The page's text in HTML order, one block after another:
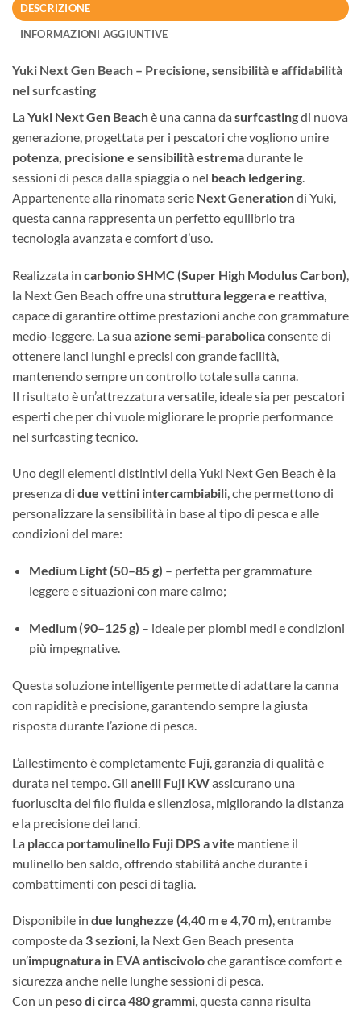
DESCRIZIONE
INFORMAZIONI AGGIUNTIVE
Yuki Next Gen Beach – Precisione, sensibilità e affidabilità
nel surfcasting
La Yuki Next Gen Beachè una canna da surfcastingdi nuova
generazione, progettata per i pescatori che vogliono unire
potenza, precisione e sensibilità estremadurante le
sessioni di pesca dalla spiaggia o nel beach ledgering.
Appartenente alla rinomata serie Next Generationdi Yuki,
questa canna rappresenta un perfetto equilibrio tra
tecnologia avanzata e comfort d’uso.
Realizzata in carbonio SHMC (Super High Modulus Carbon)
la Next Gen Beach offre una struttura leggera e reattiva
capace di garantire ottime prestazioni anche con grammature
medio-leggere. La sua azione semi-parabolicaconsente di
ottenere lanci lunghi e precisi con grande facilità,
mantenendo sempre un controllo totale sulla canna.
Il risultato è un’attrezzatura versatile, ideale sia per pescatori
esperti che per chi vuole migliorare le proprie performance
nel surfcasting tecnico.
Uno degli elementi distintivi della Yuki Next Gen Beach è la
presenza di due vettini intercambiabili, che permettono di
personalizzare la sensibilità in base al tipo di pesca e alle
condizioni del mare:
Medium Light (50–85 g) – perfetta per grammature
leggere e situazioni con mare calmo;
Medium (90–125 g) – ideale per piombi medi e condizioni
più impegnative.
Questa soluzione intelligente permette di adattare la canna
con rapidità e precisione, garantendo sempre la giusta
risposta durante l’azione di pesca.
L’allestimento è completamente Fuji , garanzia di qualità e
durata nel tempo. Gli anelli Fuji KWassicurano una
fuoriuscita del filo fluida e silenziosa, migliorando la distanza
e la precisione dei lanci.
La placca portamulinello Fuji DPS a vite mantiene il
mulinello ben saldo, offrendo stabilità anche durante i
combattimenti con pesci di taglia.
Disponibile in due lunghezze (4,40 m e 4,70 m), entrambe
composte da 3 sezioni, la Next Gen Beach presenta
un’impugnatura in EVA antiscivoloche garantisce comfort e
sicurezza anche nelle lunghe sessioni di pesca.
Con un peso di circa 480 grammi, questa canna risulta